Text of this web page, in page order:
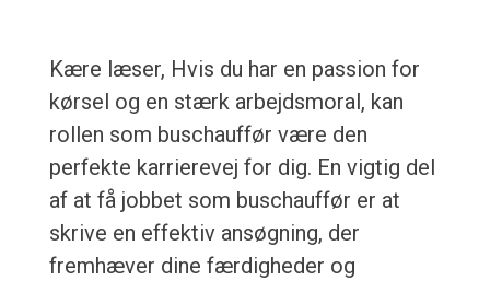
Kære læser, Hvis du har en passion for
kørsel og en stærk arbejdsmoral, kan
rollen som buschauffør være den
perfekte karrierevej for dig. En vigtig del
af at få jobbet som buschauffør er at
skrive en effektiv ansøgning, der
fremhæver dine færdigheder og